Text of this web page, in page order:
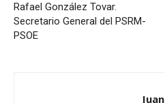
Rafael González Tovar.
Secretario General del PSRM-
PSOE
Juan